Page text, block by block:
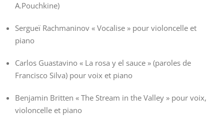
A.Pouchkine)
Sergueï Rachmaninov « Vocalise » pour violoncelle et
piano
Carlos Guastavino « La rosa y el sauce » (paroles de
Francisco Silva) pour voix et piano
Benjamin Britten « The Stream in the Valley » pour voix,
violoncelle et piano